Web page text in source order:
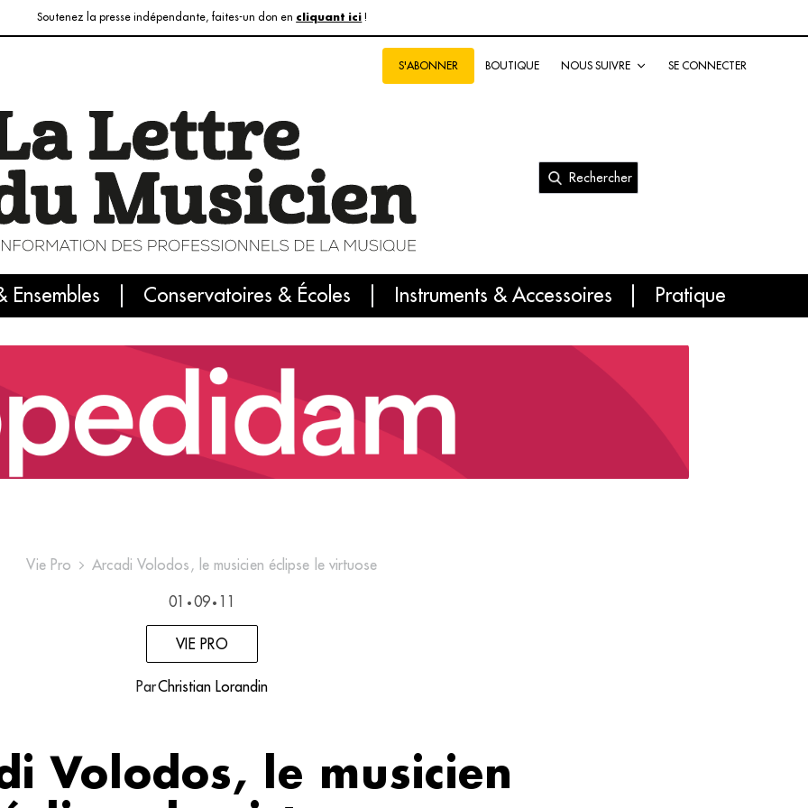
Soutenez la presse indépendante, faites-un don en cliquant ici !
S'ABONNER BOUTIQUE NOUS SUIVRE SE CONNECTER
Rechercher
Ensembles Conservatoires & Écoles Instruments & Accessoires Pratique
du jour Le numéro du mois International
Vie Pro Arcadi Volodos, le musicien éclipse le virtuose
01 • 09 • 11
VIE PRO
ParChristian Lorandin
Volodos, le musicien